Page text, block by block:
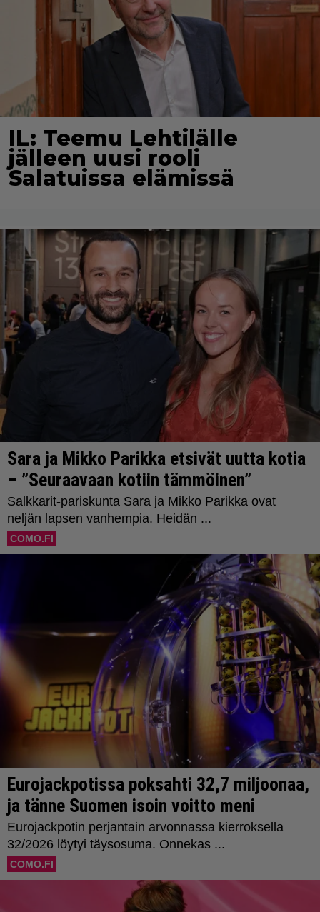
IL: Teemu Lehtilälle
jälleen uusi rooli
Salatuissa elämissä